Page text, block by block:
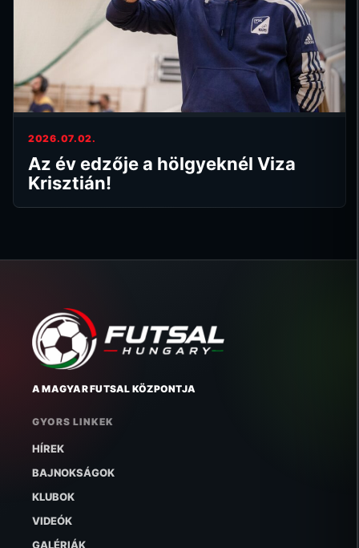
2026.07.02.
Az év edzője a hölgyeknél Viza
Krisztián!
A MAGYAR FUTSAL KÖZPONTJA
GYORS LINKEK
HÍREK
BAJNOKSÁGOK
KLUBOK
VIDEÓK
GALÉRIÁK